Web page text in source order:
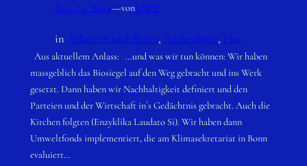
Sep. 14, 2024—vonUWE
in Arbeiten und Beten, Archeologie, Flut
Aus aktuellem Anlass: …und was wir tun können: Wir haben
massgeblich das Biosiegel auf den Weg gebracht und ins Werk
gesetzt. Dann haben wir Nachhaltigkeit definiert und den
Parteien und der Wirtschaft in´s Gedächtnis gebracht. Auch die
Kirchen folgten (Enzyklika Laudato Si). Wir haben dann
Umweltfonds implementiert, die am Klimasekretariat in Bonn
evaluiert…